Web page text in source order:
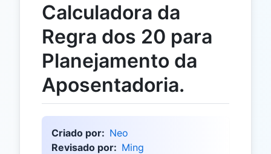
Calculadora da
Regra dos 20 para
Planejamento da
Aposentadoria.
Criado por: Neo
Revisado por: Ming